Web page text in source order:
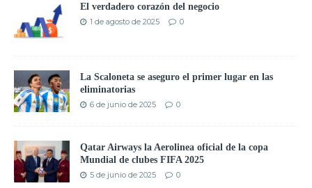
El verdadero corazón del negocio
1 de agosto de 2025 0
La Scaloneta se aseguro el primer lugar en las
eliminatorias
6 de junio de 2025 0
Qatar Airways la Aerolinea oficial de la copa
Mundial de clubes FIFA 2025
5 de junio de 2025 0